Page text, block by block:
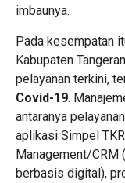
imbaunya.
Pada kesempatan
Kabupaten
pelayanan terkini,
Covid-19.
antaranya
aplikasi Simpel
Management/CRM
berbasis digital),